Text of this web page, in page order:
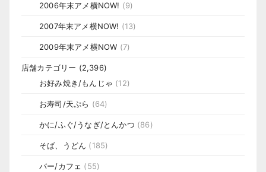
2006年末アメ横NOW! (9)
2007年末アメ横NOW! (13)
2009年末アメ横NOW (7)
店舗カテゴリー (2,396)
お好み焼き/もんじゃ (12)
お寿司/天ぷら (64)
かに/ふぐ/うなぎ/とんかつ (86)
そば、うどん (185)
バー/カフェ (55)